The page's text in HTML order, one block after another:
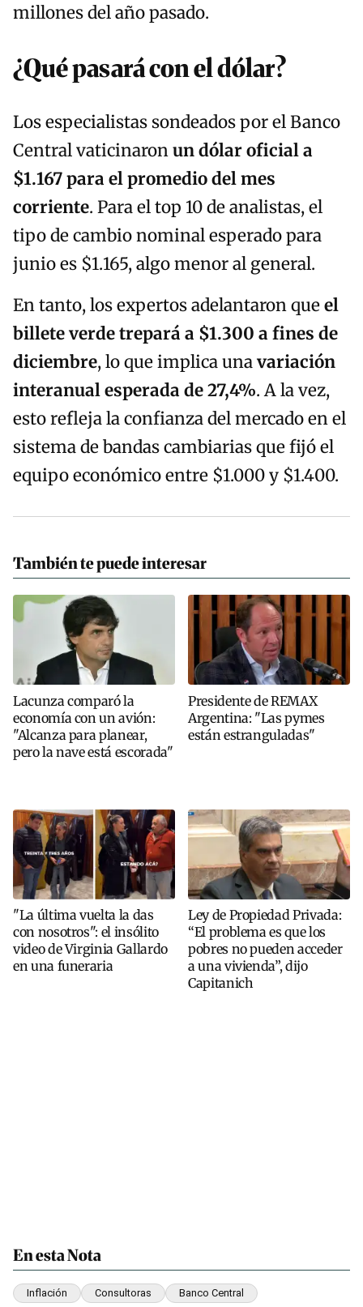
millones del año pasado.
¿Qué pasará con el dólar?
Los especialistas sondeados por el Banco
Central vaticinaronun dólar oficial a
$1.167 para el promedio del mes
corriente. Para el top 10 de analistas, el
tipo de cambio nominal esperado para
junio es $1.165, algo menor al general.
En tanto, los expertos adelantaron queel
billete verde trepará a $1.300 a fines de
diciembre, lo que implica unavariación
interanual esperada de 27,4%. A la vez,
esto refleja la confianza del mercado en el
sistema de bandas cambiarias que fijó el
equipo económico entre $1.000 y $1.400.
También te puede interesar
Lacunza comparó la
economía con un avión:
"Alcanza para planear,
pero la nave está escorada"
Presidente de REMAX
Argentina: "Las pymes
están estranguladas"
"La última vuelta la das
con nosotros": el insólito
video de Virginia Gallardo
en una funeraria
Ley de Propiedad Privada:
“El problema es que los
pobres no pueden acceder
a una vivienda”, dijo
Capitanich
En esta Nota
Inflación Consultoras Banco Central